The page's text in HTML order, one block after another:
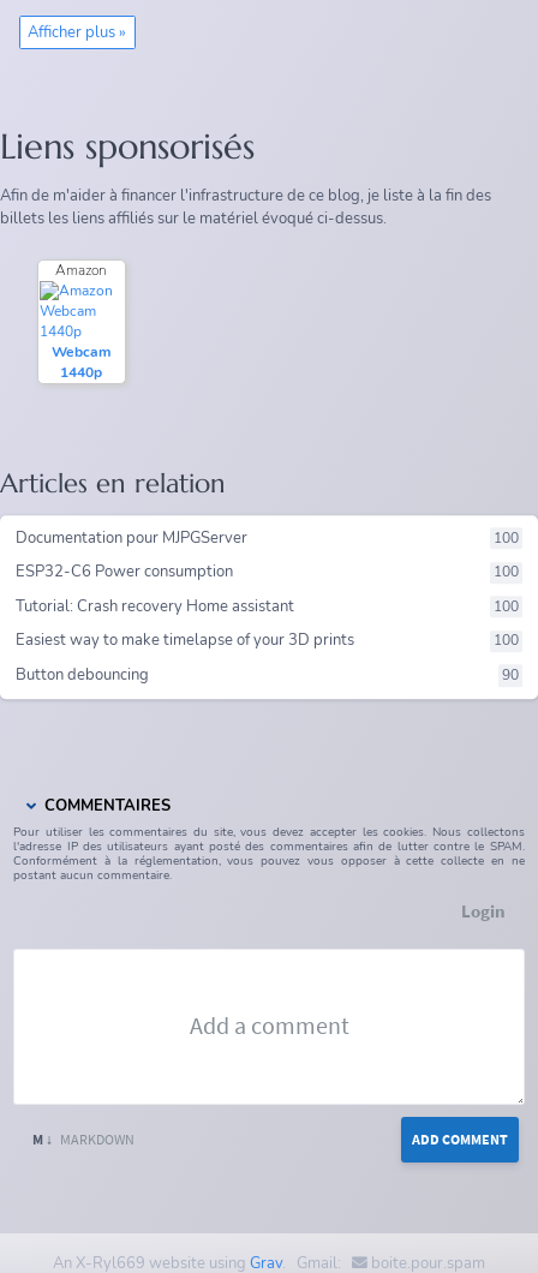
Afficher plus »
Liens sponsorisés
Afin de m'aider à financer l'infrastructure de ce blog, je liste à la fin des
billets les liens affiliés sur le matériel évoqué ci-dessus.
Amazon
Webcam
1440p
Articles en relation
100
Documentation pour MJPGServer
100
ESP32-C6 Power consumption
100
Tutorial: Crash recovery Home assistant
100
Easiest way to make timelapse of your 3D prints
90
Button debouncing
COMMENTAIRES
Pour utiliser les commentaires du site, vous devez accepter les cookies. Nous collectons
l'adresse IP des utilisateurs ayant posté des commentaires afin de lutter contre le SPAM.
Conformément à la réglementation, vous pouvez vous opposer à cette collecte en ne
postant aucun commentaire.
Login
ADD COMMENT
M ↓ MARKDOWN
An X-Ryl669 website using Grav. Gmail: boite.pour.spam